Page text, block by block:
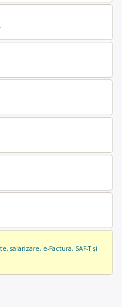
salarizare, e-Factura, SAF-T și